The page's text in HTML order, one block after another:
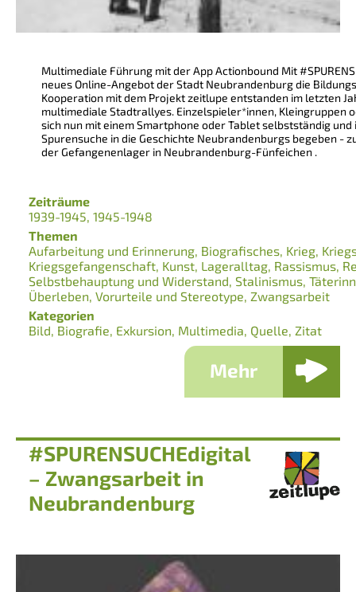
Multimediale Führung mit der App Actionbound Mit
neues Online-Angebot der Stadt Neubrandenburg die
Kooperation mit dem Projekt zeitlupe entstanden im letzten
multimediale Stadtrallyes. Einzelspieler*innen, Kleingruppen
sich nun mit einem Smartphone oder Tablet selbstständig
Spurensuche in die Geschichte Neubrandenburgs begeben -
der Gefangenenlager in Neubrandenburg-Fünfeichen .
Zeiträume
1939-1945 1945-1948
Themen
Aufarbeitung und Erinnerung Biografisches Krieg
Kriegsgefangenschaft Kunst Lageralltag Rassismus
Selbstbehauptung und Widerstand Stalinismus
Überleben Vorurteile und Stereotype Zwangsarbeit
Kategorien
Bild Biografie Exkursion Multimedia Quelle Zitat
Mehr
#SPURENSUCHEdigital
– Zwangsarbeit in
Neubrandenburg